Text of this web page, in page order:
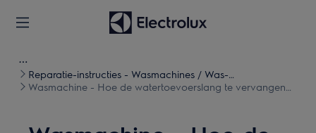
Reparatie-instructies - Wasmachines / Was-
droogcombinaties
Wasmachine - Hoe de watertoevoerslang te vervangen